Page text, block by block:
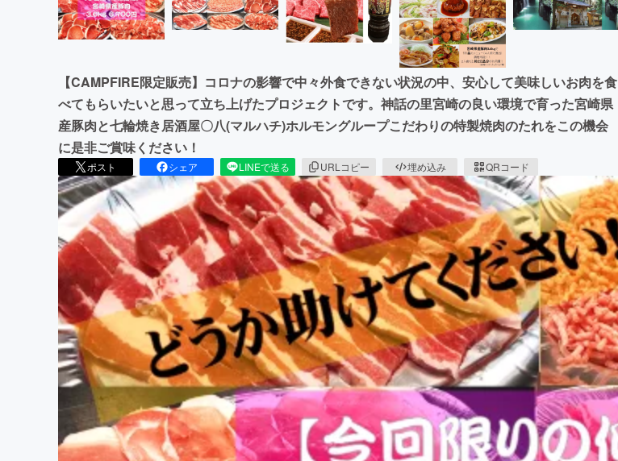
【CAMPFIRE限定販売】コロナの影響で中々外食できない状況の中、安心して美味しいお肉を食
べてもらいたいと思って立ち上げたプロジェクトです。神話の里宮崎の良い環境で育った宮崎県
産豚肉と七輪焼き居酒屋〇八(マルハチ)ホルモングループこだわりの特製焼肉のたれをこの機会
に是非ご賞味ください！
ポスト シェア LINEで送る URLコピー 埋め込み QRコード